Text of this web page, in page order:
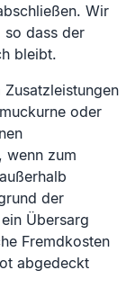
Wir
so dass der
bleibt.
oder
wenn zum
der
Übersarg
Fremdkosten
abgedeckt